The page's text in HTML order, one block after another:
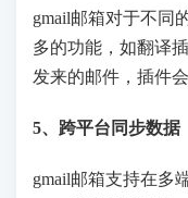
gmail邮箱对于不同
多的功能，如翻译
发来的邮件，插件
5、跨平台同步数据
gmail邮箱支持在多